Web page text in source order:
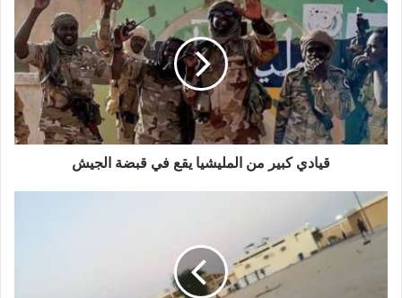
كبير
من
المليشيا
يقع
في
قبضة
الجيش
قيادي كبير من المليشيا يقع في قبضة الجيش
هيومن
رايتس
ووتش
تطالب